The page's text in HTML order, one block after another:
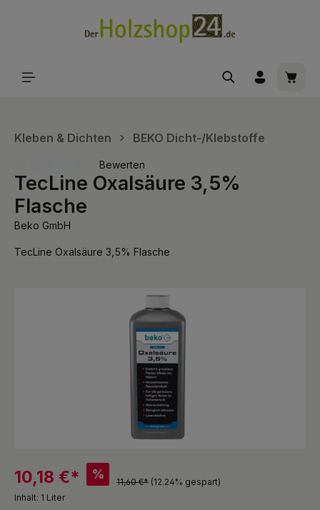
Kleben & Dichten BEKO Dicht-/Klebstoffe
Durchschnittliche Bewertung von 0 von 5 Sternen
Bewerten
TecLine Oxalsäure 3,5%
Flasche
Beko GmbH
TecLine Oxalsäure 3,5% Flasche
10,18 €* %
11,60 €* (12.24% gespart)
Inhalt: 1 Liter